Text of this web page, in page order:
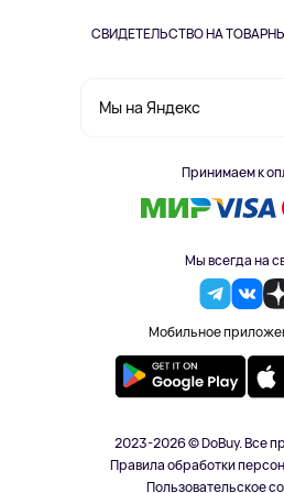
СВИДЕТЕЛЬСТВО НА
Мы на Яндекс
Принимаем к
Мы всегда на
Мобильное
2023-2026 © DoBuy. Все
Правила обработки
Пользовательское